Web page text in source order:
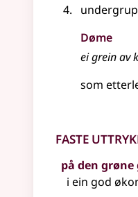
Døme
ei grein av
som
Faste
på den grøne
i ein god